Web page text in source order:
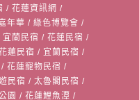
/ 花蓮資訊網 /
年華 / 綠色博覽會 /
宜蘭民宿 / 花蓮民宿 /
蓮民宿 / 宜蘭民宿 /
/ 花蓮寵物民宿 /
民宿 / 太魯閣民宿 /
園 / 花蓮鯉魚潭 /